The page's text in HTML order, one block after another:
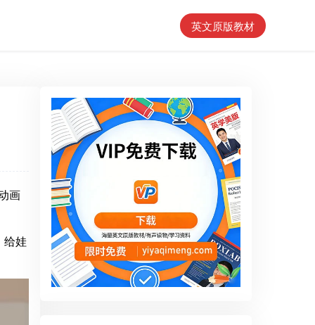
英文原版教材
画
给娃